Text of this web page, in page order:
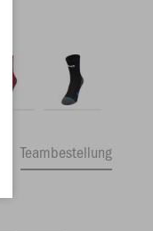
Teambestellung